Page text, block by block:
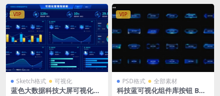
钢笔路径分层
VIP
Sketch格式 可视化
蓝色大数据科技大屏可视化大
VIP
PSD格式 全部素材
科技蓝可视化组件库按钮 BUT